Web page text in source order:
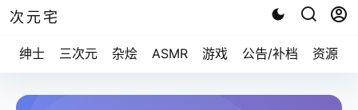
次元宅
绅士 三次元 杂烩 ASMR 游戏 公告/补档 资源求